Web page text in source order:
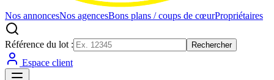
Nos annoncesNos agencesBons plans / coups de cœurPropriétaires
Référence du lot : Rechercher
Espace client